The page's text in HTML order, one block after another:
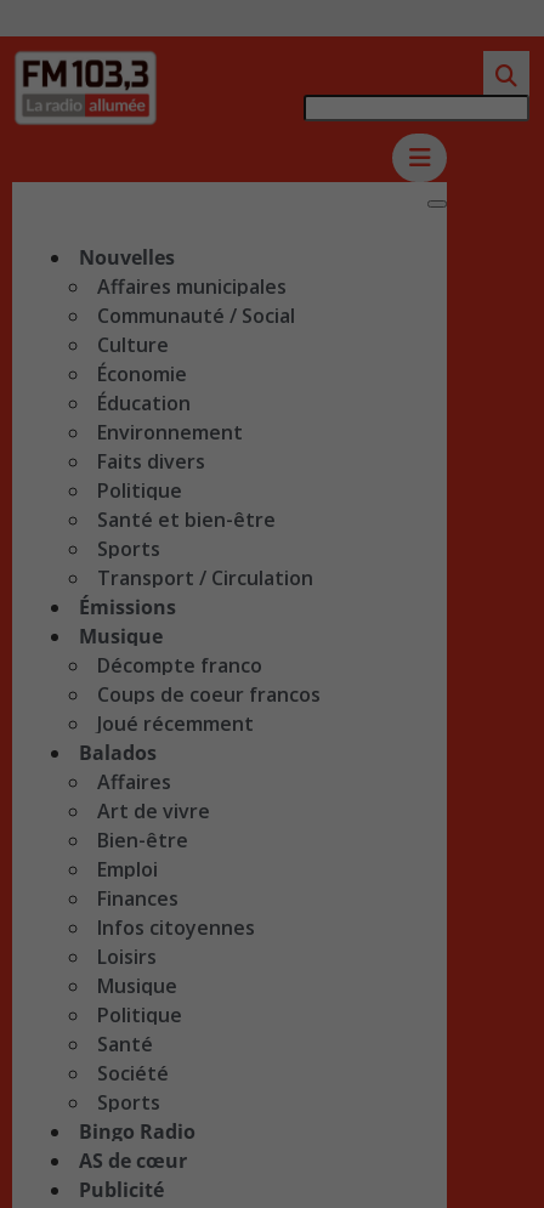
Nouvelles
Affaires municipales
Communauté / Social
Culture
Économie
Éducation
Environnement
Faits divers
Politique
Santé et bien-être
Sports
Transport / Circulation
Émissions
Musique
Décompte franco
Coups de coeur francos
Joué récemment
Balados
Affaires
Art de vivre
Bien-être
Emploi
Finances
Infos citoyennes
Loisirs
Musique
Politique
Santé
Société
Sports
Bingo Radio
AS de cœur
Publicité